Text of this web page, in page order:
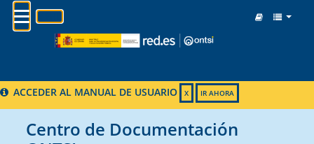
MENU
ACCEDER AL MANUAL DE USUARIO X IR AHORA
Centro de Documentación